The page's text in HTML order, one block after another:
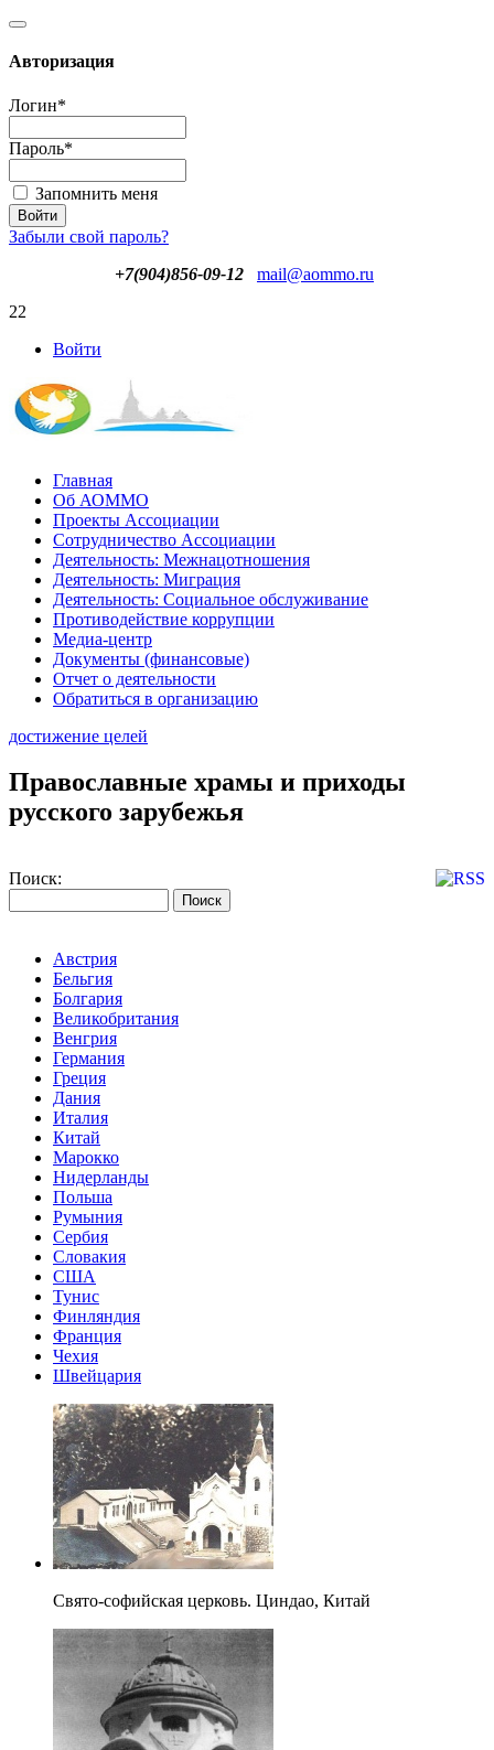
Авторизация
Логин*
Пароль*
Запомнить меня
Забыли свой пароль?
+7(904)856-09-12
mail@aommo.ru
22
Войти
Главная
Об АОММО
Проекты Ассоциации
Сотрудничество Ассоциации
Деятельность: Межнацотношения
Деятельность: Миграция
Деятельность: Социальное обслуживание
Противодействие коррупции
Медиа-центр
Документы (финансовые)
Отчет о деятельности
Обратиться в организацию
достижение целей
Православные храмы и приходы
русского зарубежья
Поиск:
Австрия
Бельгия
Болгария
Великобритания
Венгрия
Германия
Греция
Дания
Италия
Китай
Марокко
Нидерланды
Польша
Румыния
Сербия
Словакия
США
Тунис
Финляндия
Франция
Чехия
Швейцария
Свято-софийская церковь. Циндао, Китай